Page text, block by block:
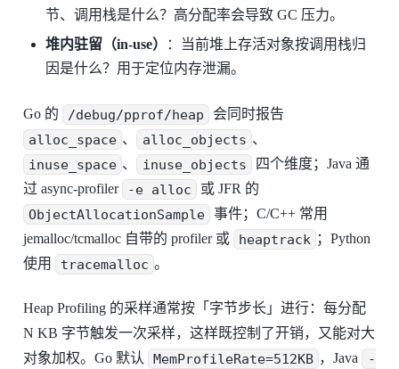
节、调用栈是什么？高分配率会导致 GC 压力。
堆内驻留（in-use）
：当前堆上存活对象按调用栈归
因是什么？用于定位内存泄漏。
Go 的 /debug/pprof/heap 会同时报告
alloc_space 、 alloc_objects 、
inuse_space 、 inuse_objects
四个维度；Java 通
过 async-profiler
-e alloc 或 JFR 的
ObjectAllocationSample 事件；C/C++ 常用
jemalloc/tcmalloc 自带的 profiler 或
heaptrack ；Python
使用
tracemalloc 。
Heap Profiling 的采样通常按「字节步长」进行：每分配
N KB 字节触发一次采样，这样既控制了开销，又能对大
对象加权。Go 默认
MemProfileRate=512KB ，Java
-